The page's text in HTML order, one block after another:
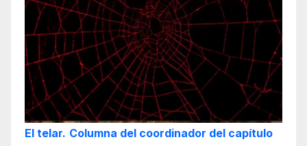
El telar. Columna del coordinador del capítulo